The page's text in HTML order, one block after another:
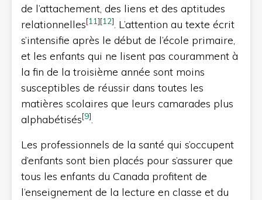
de l’attachement, des liens et des aptitudes
relationnelles[11][12]. L’attention au texte écrit
s’intensifie après le début de l’école primaire,
et les enfants qui ne lisent pas couramment à
la fin de la troisième année sont moins
susceptibles de réussir dans toutes les
matières scolaires que leurs camarades plus
alphabétisés[9].
Les professionnels de la santé qui s’occupent
d’enfants sont bien placés pour s’assurer que
tous les enfants du Canada profitent de
l’enseignement de la lecture en classe et du